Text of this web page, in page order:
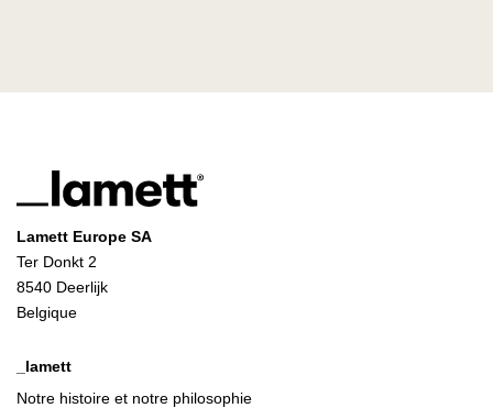
Lamett Europe SA
Ter Donkt 2
8540 Deerlijk
Belgique
_lamett
Notre histoire et notre philosophie